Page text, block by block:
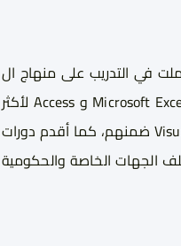
في التدريب على منهاج ال
Microsoft و Access لأكثر
ضمنهم، كما أقدم دورات
الجهات الخاصة والحكومية